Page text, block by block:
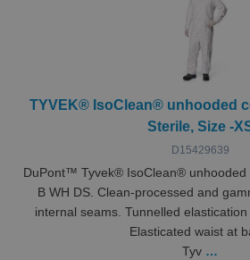
TYVEK® IsoClean® unhooded
Sterile, Size -
D15429639
DuPont™ Tyvek® IsoClean® unhooded
B WH DS. Clean-processed and
internal seams. Tunnelled
Elasticated waist at
Tyv …